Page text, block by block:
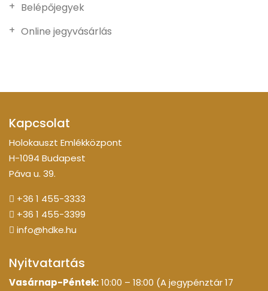
Belépőjegyek
Online jegyvásárlás
Kapcsolat
Holokauszt Emlékközpont
H-1094 Budapest
Páva u. 39.
+36 1 455-3333
+36 1 455-3399
info@hdke.hu
Nyitvatartás
Vasárnap-Péntek:10:00 – 18:00 (A jegypénztár 17